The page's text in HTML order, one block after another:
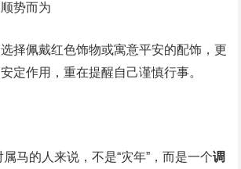
势而为
择佩戴红色饰物或寓意平安的配饰，更
定作用，重在提醒自己谨慎行事。
马的人来说，不是“灾年”，而是一个调